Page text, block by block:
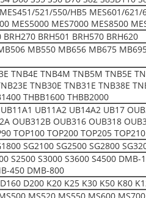
521/550/HB5 MES601/
MES5000 MES7000 MES8500
BRH501 BRH570 BRH620
MB550 MB656 MB675
TNB4E TNB4M TNB5M TNB5E
TNB30E TNB31E TNB38E
THBB1600 THBB2000
UB11A2 UB14A2 UB17
OUB312B OUB316 OUB318
TOP100 TOP200 TOP205
SG2100 SG2500 SG2800
S2500 S3000 S3600 S4500
450 DMB-800
D200 K20 K25 K30 K50 K80